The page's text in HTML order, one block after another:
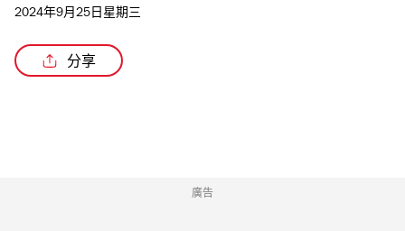
2024年9月25日星期三
分享
廣告